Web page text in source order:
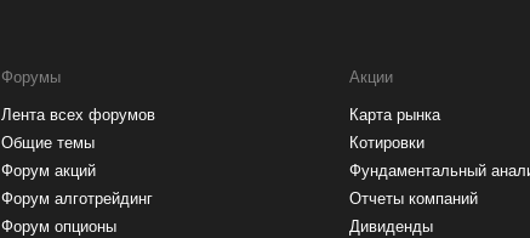
Форумы
Лента всех форумов
Общие темы
Форум акций
Форум алготрейдинг
Форум опционы
Акции
Карта рынка
Котировки
Фундаментальный
Отчеты компаний
Дивиденды